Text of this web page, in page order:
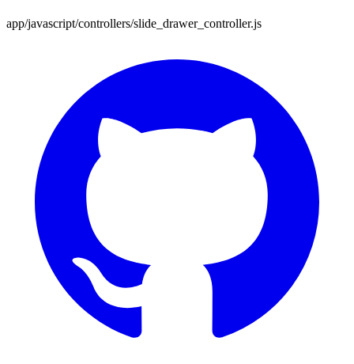
app/javascript/controllers/slide_drawer_controller.js